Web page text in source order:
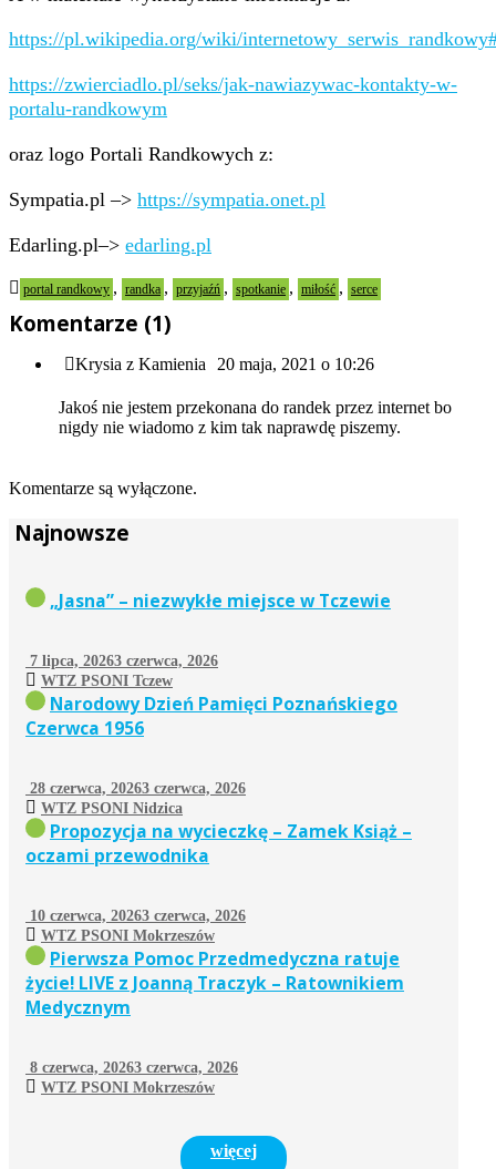
https://pl.wikipedia.org/wiki/
https://zwierciadlo.pl/seks/jak-nawiazywac-kontakty-w-
portalu-randkowym
oraz logo Portali Randkowych z:
Sympatia.pl –> https://sympatia.onet.pl
Edarling.pl–> edarling.pl
portal randkowy , randka , przyjaźń , spotkanie , miłość , serce
Komentarze (1)
Krysia z Kamienia 20 maja, 2021 o 10:26
Jakoś nie jestem przekonana do randek przez internet bo
nigdy nie wiadomo z kim tak naprawdę piszemy.
Komentarze są wyłączone.
Najnowsze
„Jasna” – niezwykłe miejsce w Tczewie
7 lipca, 20263 czerwca, 2026
WTZ PSONI Tczew
Narodowy Dzień Pamięci Poznańskiego
Czerwca 1956
28 czerwca, 20263 czerwca, 2026
WTZ PSONI Nidzica
Propozycja na wycieczkę – Zamek Książ –
oczami przewodnika
10 czerwca, 20263 czerwca, 2026
WTZ PSONI Mokrzeszów
Pierwsza Pomoc Przedmedyczna ratuje
życie! LIVE z Joanną Traczyk – Ratownikiem
Medycznym
8 czerwca, 20263 czerwca, 2026
WTZ PSONI Mokrzeszów
więcej